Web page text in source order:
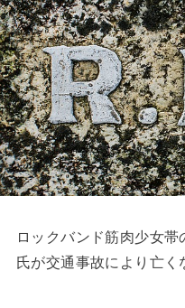
ロックバンド筋肉少女
氏が交通事故により亡く